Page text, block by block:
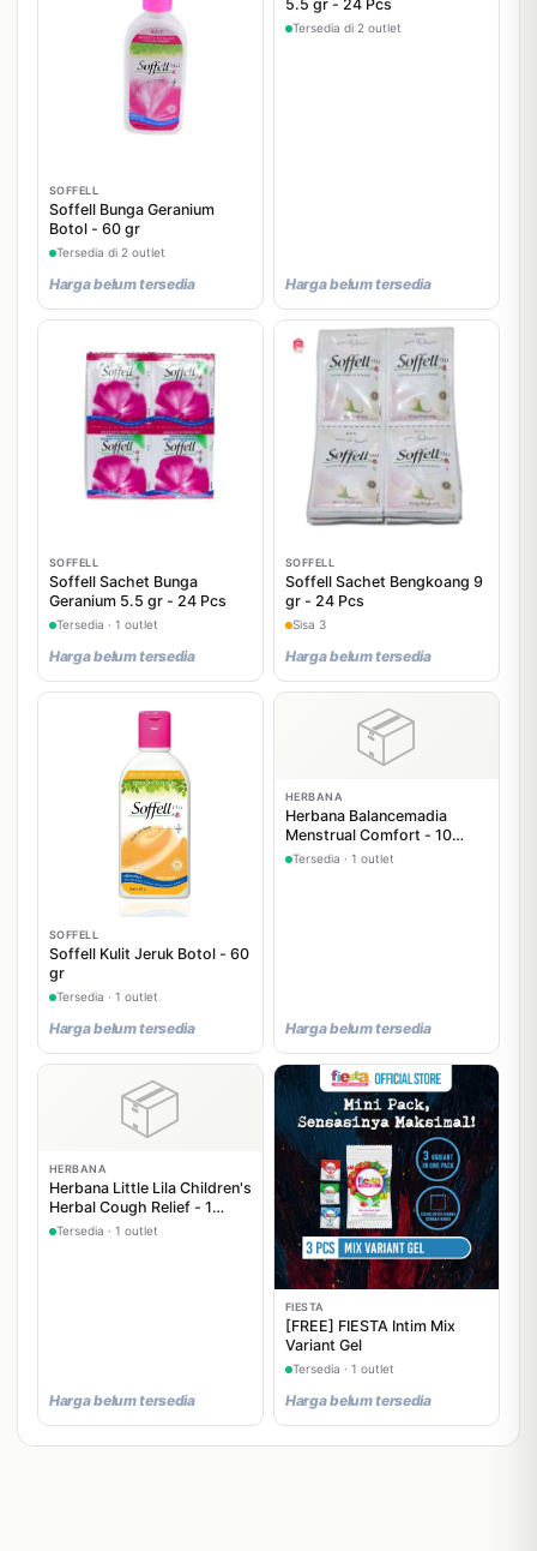
SOFFELL
Soffell Bunga Geranium
Botol - 60 gr
Tersedia di 2 outlet
Harga belum tersedia
5.5 gr - 24 Pcs
Tersedia di 2 outlet
Harga belum tersedia
SOFFELL
Soffell Sachet Bunga
Geranium 5.5 gr - 24 Pcs
Tersedia · 1 outlet
Harga belum tersedia
SOFFELL
Soffell Sachet Bengkoang 9
gr - 24 Pcs
Sisa 3
Harga belum tersedia
SOFFELL
Soffell Kulit Jeruk Botol - 60
gr
Tersedia · 1 outlet
Harga belum tersedia
📦
HERBANA
Herbana Balancemadia
Menstrual Comfort - 10
Tablet
Tersedia · 1 outlet
Harga belum tersedia
📦
HERBANA
Herbana Little Lila Children's
Herbal Cough Relief - 1
Sachet
Tersedia · 1 outlet
Harga belum tersedia
FIESTA
[FREE] FIESTA Intim Mix
Variant Gel
Tersedia · 1 outlet
Harga belum tersedia